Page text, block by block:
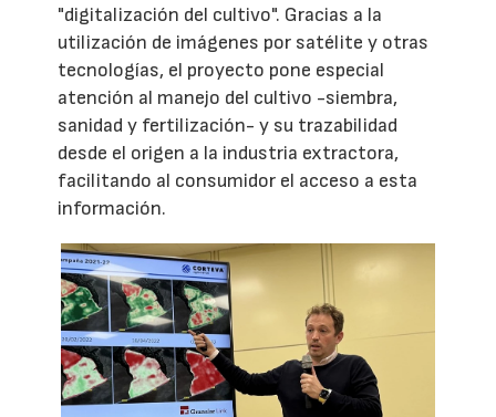
"digitalización del cultivo". Gracias a la
utilización de imágenes por satélite y otras
tecnologías, el proyecto pone especial
atención al manejo del cultivo -siembra,
sanidad y fertilización- y su trazabilidad
desde el origen a la industria extractora,
facilitando al consumidor el acceso a esta
información.